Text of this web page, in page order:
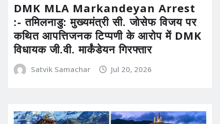
DMK MLA Markandeyan Arrest
:- तमिलनाडु: मुख्यमंत्री सी. जोसेफ विजय पर
कथित आपत्तिजनक टिप्पणी के आरोप में DMK
विधायक जी.वी. मार्कंडेयन गिरफ्तार
Satvik Samachar Jul 20, 2026